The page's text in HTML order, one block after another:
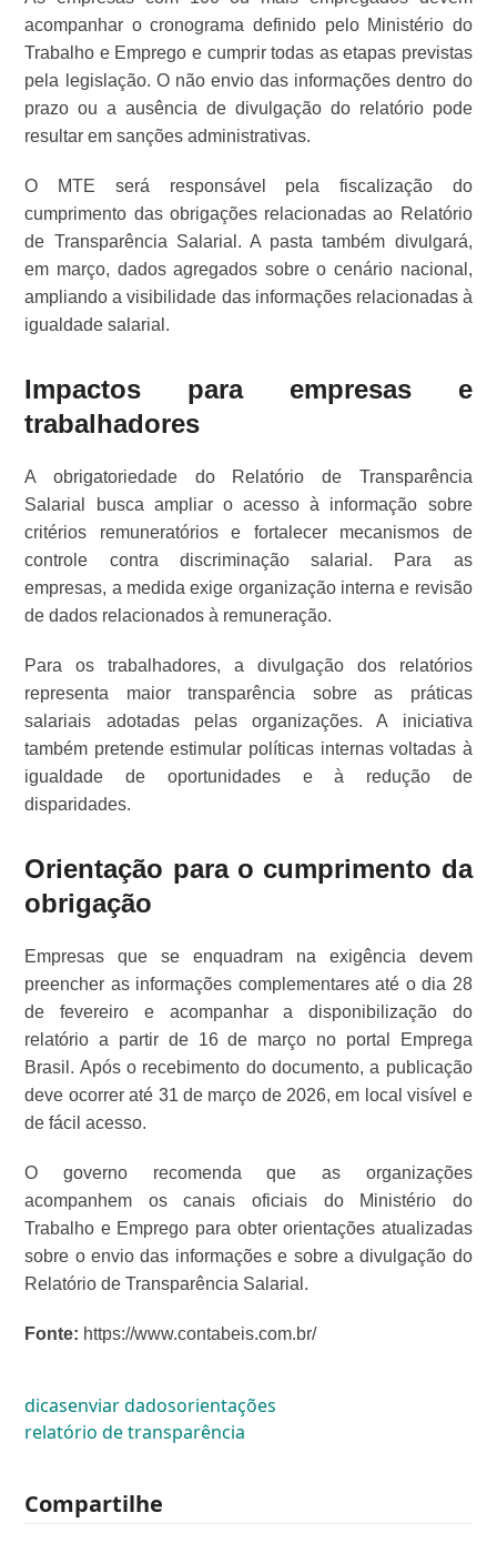
acompanhar o cronograma definido pelo Ministério do
Trabalho e Emprego e cumprir todas as etapas previstas
pela legislação. O não envio das informações dentro do
prazo ou a ausência de divulgação do relatório pode
resultar em sanções administrativas.
O MTE será responsável pela fiscalização do
cumprimento das obrigações relacionadas ao Relatório
de Transparência Salarial. A pasta também divulgará,
em março, dados agregados sobre o cenário nacional,
ampliando a visibilidade das informações relacionadas à
igualdade salarial.
Impactos para empresas e
trabalhadores
A obrigatoriedade do Relatório de Transparência
Salarial busca ampliar o acesso à informação sobre
critérios remuneratórios e fortalecer mecanismos de
controle contra discriminação salarial. Para as
empresas, a medida exige organização interna e revisão
de dados relacionados à remuneração.
Para os trabalhadores, a divulgação dos relatórios
representa maior transparência sobre as práticas
salariais adotadas pelas organizações. A iniciativa
também pretende estimular políticas internas voltadas à
igualdade de oportunidades e à redução de
disparidades.
Orientação para o cumprimento da
obrigação
Empresas que se enquadram na exigência devem
preencher as informações complementares até o dia 28
de fevereiro e acompanhar a disponibilização do
relatório a partir de 16 de março no portal Emprega
Brasil. Após o recebimento do documento, a publicação
deve ocorrer até 31 de março de 2026, em local visível e
de fácil acesso.
O governo recomenda que as organizações
acompanhem os canais oficiais do Ministério do
Trabalho e Emprego para obter orientações atualizadas
sobre o envio das informações e sobre a divulgação do
Relatório de Transparência Salarial.
Fonte: https://www.contabeis.com.br/
dicasenviar dadosorientações
relatório de transparência
Compartilhe